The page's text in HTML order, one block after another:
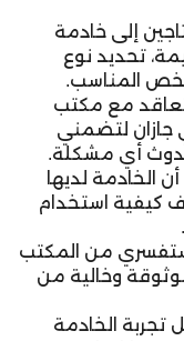
إلى خادمة
تحديد نوع
المناسب.
مع مكتب
لتضمني
حدوث أي مشكلة.
الخادمة لديها
كيفية استخدام
من المكتب
وخالية من
تجربة الخادمة